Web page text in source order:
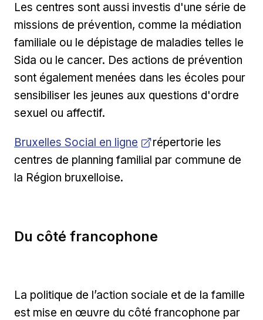
Les centres sont aussi investis d'une série de
missions de prévention, comme la médiation
familiale ou le dépistage de maladies telles le
Sida ou le cancer. Des actions de prévention
sont également menées dans les écoles pour
sensibiliser les jeunes aux questions d'ordre
sexuel ou affectif.
Ouvrir dans une nouvelle fenêtre
Bruxelles Social en ligne
répertorie les
centres de planning familial par commune de
la Région bruxelloise.
Du côté francophone
La politique de l’action sociale et de la famille
est mise en œuvre du côté francophone par